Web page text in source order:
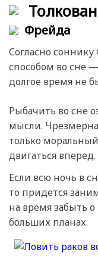
Фрейда
Согласно
способом во сне
долгое время не
Рыбачить во сне
мысли.
только
двигаться вперед.
Если всю ночь в
то придется
на время забыть
больших планах.